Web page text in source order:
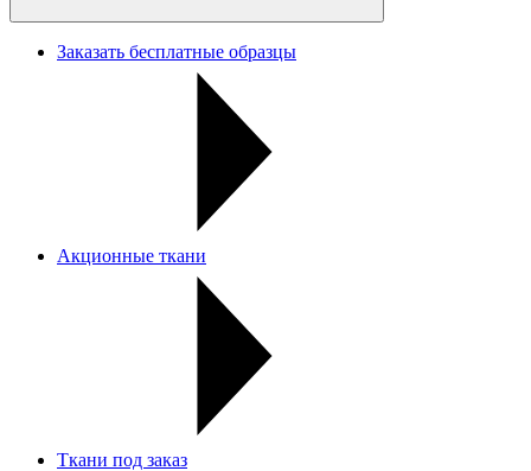
Заказать бесплатные образцы
Акционные ткани
Ткани под заказ